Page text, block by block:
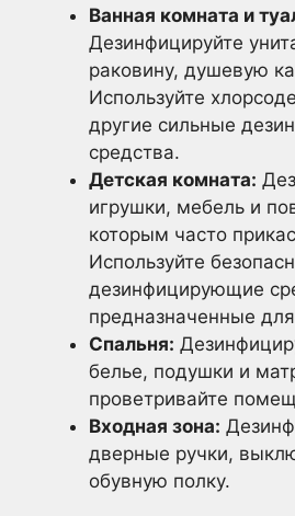
Ванная комната и
Дезинфицируйте
раковину, душевую
Используйте
другие сильные
средства.
Детская комната:
игрушки, мебель и
которым часто
Используйте
дезинфицирующие
предназначенные
Спальня:
белье, подушки и
проветривайте
Входная зона:
дверные ручки,
обувную полку.